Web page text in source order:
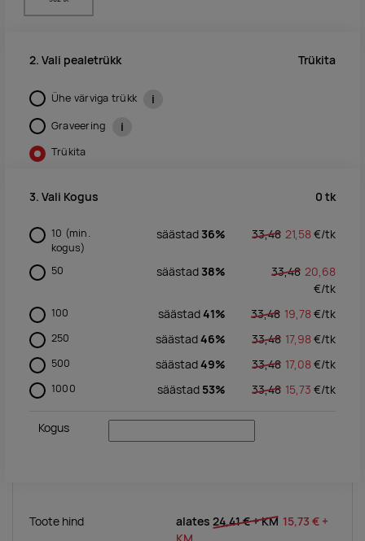
2. Vali pealetrükk Trükita
Ühe värviga trükk i
Graveering i
Trükita
3. Vali Kogus 0 tk
10 (min.
kogus)
säästad 36% 33,48 21,58 €/tk
50 säästad 38% 33,48 20,68
€/tk
100 säästad41% 33,48 19,78 €/tk
250 säästad46% 33,48 17,98 €/tk
500 säästad49% 33,48 17,08 €/tk
1000 säästad 53% 33,48 15,73 €/tk
Kogus
Toote hind alates 24,41 €+ KM 15,73 € +